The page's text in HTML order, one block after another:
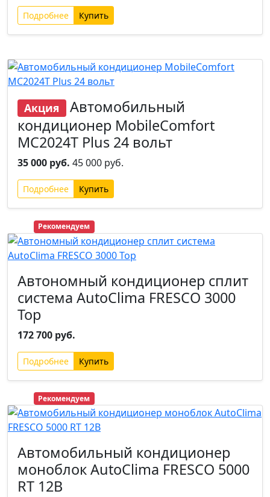
Подробнее
Акция Автомобильный
кондиционер MobileComfort
MC2024T Plus 24 вольт
35 000 руб. 45 000 руб.
Подробнее
Рекомендуем
Автономный кондиционер сплит
система AutoClima FRESCO 3000
Top
172 700 руб.
Подробнее
Рекомендуем
Автомобильный кондиционер
моноблок AutoClima FRESCO 5000
RT 12В